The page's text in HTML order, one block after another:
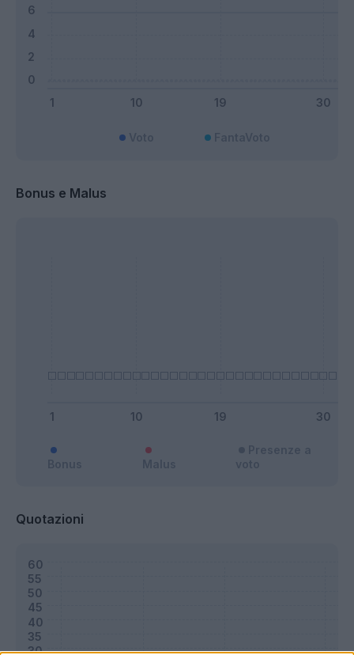
Bonus e Malus
Quotazioni